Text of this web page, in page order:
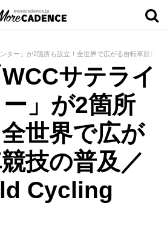
ター」が2箇所も設立！全世界で広がる自転車競技の
サテライ
ー」が2箇所
世界で広が
技の普及／
Cycling